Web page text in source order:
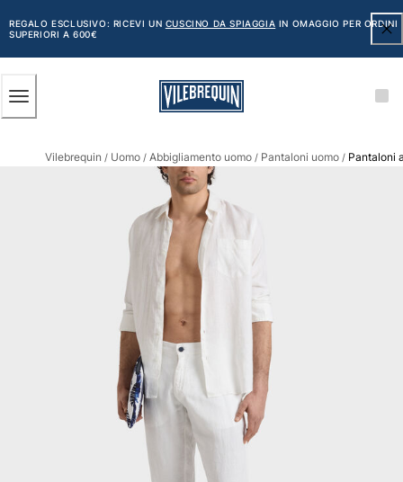
AL
CONTENUTO
PRINCIPALE
REGALO ESCLUSIVO: RICEVI UN CUSCINO DA SPIAGGIA IN OMAGGIO PER ORDINI
SUPERIORI A 600€
Vedi tutti i Uomo
Costumi da bagno
Pantaloncini mare
Classico stretch
Classico ultraleggero
Ricamati Edizione Numerata
Cintura piatta
Classico corto
Classico lungo
Rash guard
Vedi tutti i Costumi da bagno
Vilebrequin / Uomo / Abbigliamento uomo / Pantaloni uomo / Pantaloni